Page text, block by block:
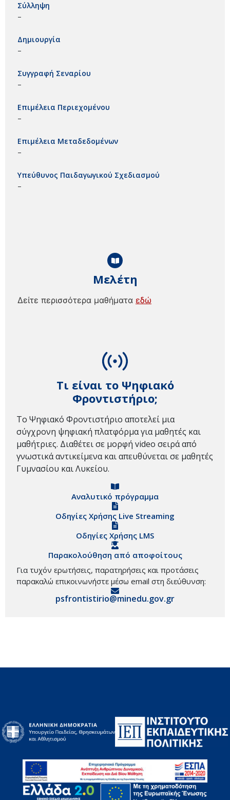
Τι είναι το Ψηφιακό
Φροντιστήριο;
Το Ψηφιακό Φροντιστήριο αποτελεί μια
σύγχρονη ψηφιακή πλατφόρμα για μαθητές και
μαθήτριες. Διαθέτει σε μορφή video σειρά από
γνωστικά αντικείμενα και απευθύνεται σε μαθητές
Γυμνασίου και Λυκείου.
Αναλυτικό πρόγραμμα
Οδηγίες Χρήσης Live Streaming
Οδηγίες Χρήσης LMS
Παρακολούθηση από αποφοίτους
Για τυχόν ερωτήσεις, παρατηρήσεις και προτάσεις
παρακαλώ επικοινωνήστε μέσω email στη διεύθυνση:
psfrontistirio@minedu.gov.gr
Μελέτη
Δείτε περισσότερα μαθήματα εδώ
Σύλληψη
–
Δημιουργία
–
Συγγραφή Σεναρίου
–
Επιμέλεια Περιεχομένου
–
Επιμέλεια Μεταδεδομένων
–
Υπεύθυνος Παιδαγωγικού Σχεδιασμού
–